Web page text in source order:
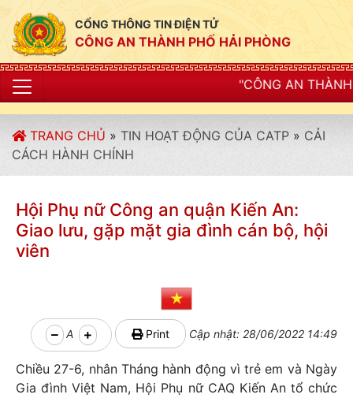
CỔNG THÔNG TIN ĐIỆN TỬ
CÔNG AN THÀNH PHỐ HẢI PHÒNG
"CÔNG AN THÀNH PHỐ HẢI PHÒNG
TRANG CHỦ » TIN HOẠT ĐỘNG CỦA CATP » CẢI
CÁCH HÀNH CHÍNH
Hội Phụ nữ Công an quận Kiến An:
Giao lưu, gặp mặt gia đình cán bộ, hội
viên
A Print Cập nhật: 28/06/2022 14:49
Chiều 27-6, nhân Tháng hành động vì trẻ em và Ngày
Gia đình Việt Nam, Hội Phụ nữ CAQ Kiến An tổ chức